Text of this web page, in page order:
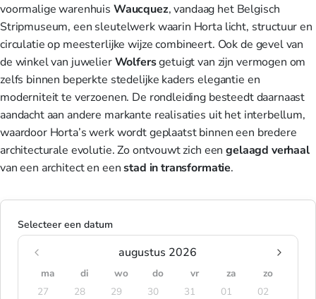
voormalige warenhuis Waucquez, vandaag het Belgisch
Stripmuseum, een sleutelwerk waarin Horta licht, structuur en
circulatie op meesterlijke wijze combineert. Ook de gevel van
de winkel van juwelierWolfersgetuigt van zijn vermogen om
zelfs binnen beperkte stedelijke kaders elegantie en
moderniteit te verzoenen. De rondleiding besteedt daarnaast
aandacht aan andere markante realisaties uit het interbellum,
waardoor Horta’s werk wordt geplaatst binnen een bredere
architecturale evolutie. Zo ontvouwt zich eengelaagd verhaal
van een architect en eenstad in transformatie.
Selecteer een datum
augustus 2026
ma di wo do vr za
zo
27
28 29 30 31 01
02